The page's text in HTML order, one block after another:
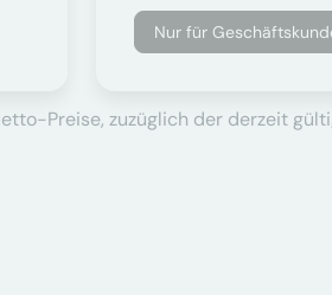
Nur für
Preise, zuzüglich der derzeit